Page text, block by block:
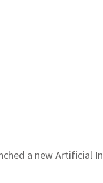
a new Artificial